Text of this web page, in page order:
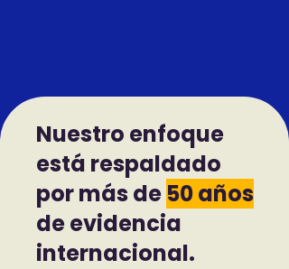
Nuestro enfoque
está respaldado
por más de 50 años
de evidencia
internacional.